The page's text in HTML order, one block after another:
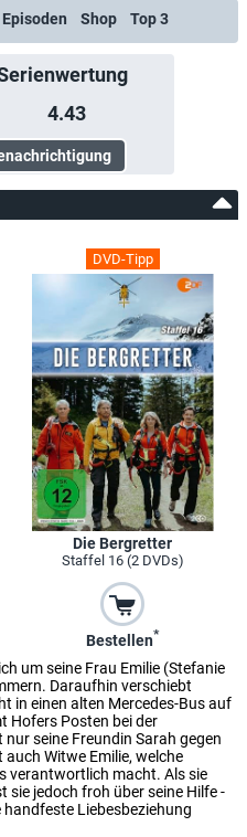
Episoden Shop Top 3
4.43
DVD-Tipp
Die Bergretter
Staffel 16 (2 DVDs)
Bestellen*
um seine Frau Emilie (Stefanie
Daraufhin verschiebt
in einen alten Mercedes-Bus auf
Hofers Posten bei der
seine Freundin Sarah gegen
Witwe Emilie, welche
verantwortlich macht. Als sie
sie jedoch froh über seine Hilfe -
handfeste Liebesbeziehung